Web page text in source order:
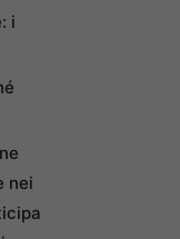
i
nei